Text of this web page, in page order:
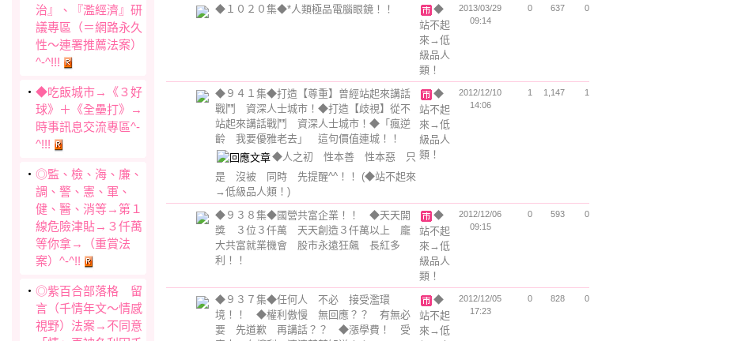
治』、『濫經濟』研
議專區（＝網路永久
性～連署推薦法案）
^-^!!!
‧ ◆吃飯城市→《３好
球》＋《全壘打》→
時事訊息交流專區^-
^!!!
‧ ◎監、檢、海、廉、
調、警、憲、軍、
健、醫、消等→第１
線危險津貼→３仟萬
等你拿→（重賞法
案）^-^!!
‧ ◎紫百合部落格 留
言（千情年文～情感
視野）法案→不同意
◆１０２０集◆*人類極品電腦眼鏡！！
◆
站不起
來→低
級品人
類！
2013/03/29
09:14
0 637 0
◆９４１集◆打造【尊重】曾經站起來講話
戰鬥 資深人士城市！◆打造【歧視】從不
站起來講話戰鬥 資深人士城市！◆「瘋逆
齡 我要優雅老去」 這句價值連城！！
◆人之初 性本善 性本惡 只
是 沒被 同時 先提醒^^！！ (◆站不起來
→低級品人類！)
◆
站不起
來→低
級品人
類！
2012/12/10
14:06
1 1,147 1
◆９３８集◆國營共富企業！！ ◆天天開
獎 ３位３仟萬 天天創造３仟萬以上 龐
大共富就業機會 股市永遠狂飆 長紅多
利！！
◆
站不起
來→低
級品人
類！
2012/12/06
09:15
0 593 0
◆９３７集◆任何人 不必 接受濫環
境！！ ◆權利傲慢 無回應？？ 有無必
要 先道歉 再講話？？ ◆漲學費！ 受
◆
站不起
來→低
2012/12/05
17:23
0 828 0